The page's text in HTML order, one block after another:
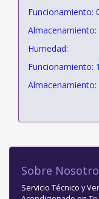
Funcionamiento:
Almacenamiento:
Humedad:
Funcionamiento:
Almacenamiento:
Sobre
Servicio Técnico y